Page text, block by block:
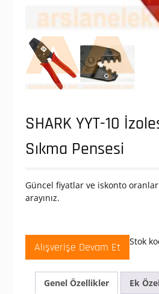
SHARK YYT-10
Sıkma Pensesi
Güncel fiyatlar ve iskonto
arayınız.
Alışverişe Devam Et Stok
Genel Özellikler
Ek